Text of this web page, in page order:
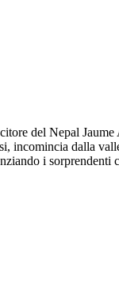
del Nepal
incomincia dalla
i sorprendenti